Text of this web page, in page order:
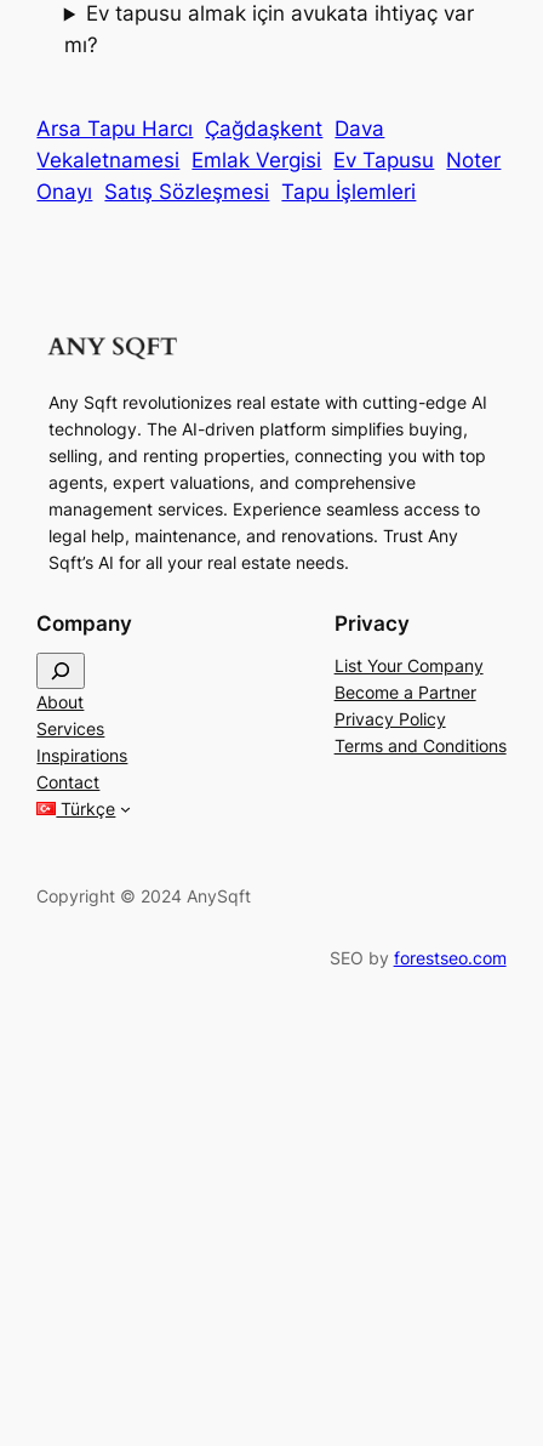
Ev tapusu almak için avukata ihtiyaç var
mı?
Arsa Tapu Harcı Çağdaşkent Dava
Vekaletnamesi Emlak Vergisi Ev Tapusu Noter
Onayı Satış Sözleşmesi Tapu İşlemleri
Any Sqft revolutionizes real estate with cutting-edge AI
technology. The AI-driven platform simplifies buying,
selling, and renting properties, connecting you with top
agents, expert valuations, and comprehensive
management services. Experience seamless access to
legal help, maintenance, and renovations. Trust Any
Sqft’s AI for all your real estate needs.
Company
e
a
r
c
h
About
Services
Inspirations
Contact
Türkçe
Privacy
List Your Company
Become a Partner
Privacy Policy
Terms and Conditions
Copyright © 2024 AnySqft
SEO by forestseo.com